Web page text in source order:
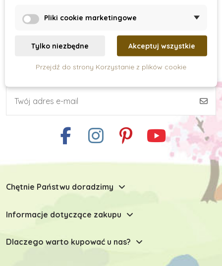
Zabawki balansujące
Zabawki motoryczne do 1 roku
Zabawki motoryczne od 2 lat
Drewniane zabawki motoryczne
There are no products.
Subskrypcja newslettera
Chętnie Państwu doradzimy
Informacje dotyczące zakupu
Dlaczego warto kupować u nas?
Pliki cookie marketingowe
Tylko niezbędne Akceptuj wszystkie
Przejdź do strony Korzystanie z plików cookie